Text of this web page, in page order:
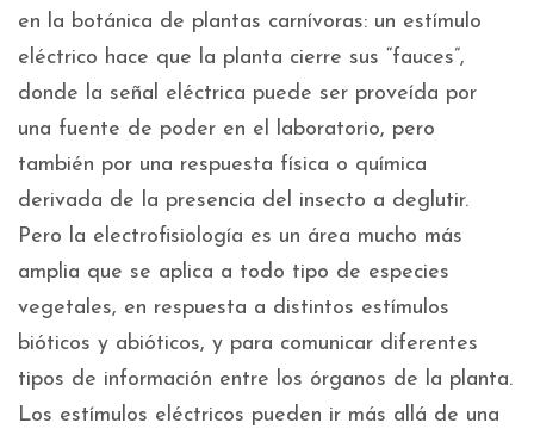
en la botánica de plantas carnívoras: un estímulo
eléctrico hace que la planta cierre sus “fauces”,
donde la señal eléctrica puede ser proveída por
una fuente de poder en el laboratorio, pero
también por una respuesta física o química
derivada de la presencia del insecto a deglutir.
Pero la electrofisiología es un área mucho más
amplia que se aplica a todo tipo de especies
vegetales, en respuesta a distintos estímulos
bióticos y abióticos, y para comunicar diferentes
tipos de información entre los órganos de la planta.
Los estímulos eléctricos pueden ir más allá de una